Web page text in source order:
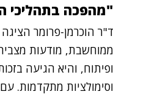
"מהפכה בתהליכי
ממוחשבת, מודעות